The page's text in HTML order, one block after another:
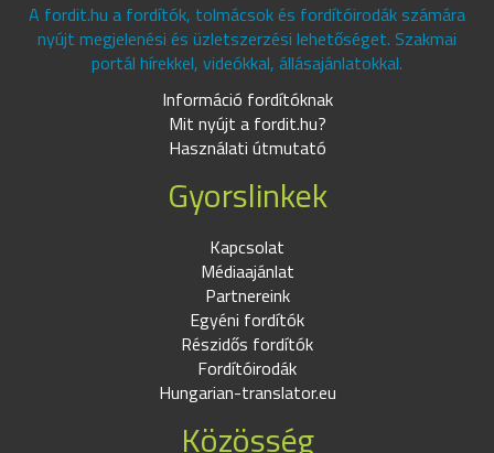
A fordit.hu a fordítók, tolmácsok és fordítóirodák számára
nyújt megjelenési és üzletszerzési lehetőséget. Szakmai
portál hírekkel, videókkal, állásajánlatokkal.
Információ fordítóknak
Mit nyújt a fordit.hu?
Használati útmutató
Gyorslinkek
Kapcsolat
Médiaajánlat
Partnereink
Egyéni fordítók
Részidős fordítók
Fordítóirodák
Hungarian-translator.eu
Közösség